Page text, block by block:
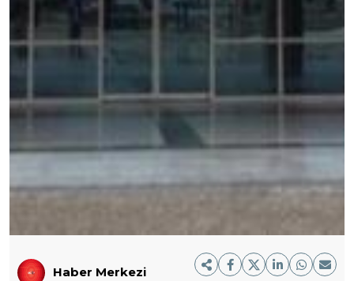
Haber Merkezi